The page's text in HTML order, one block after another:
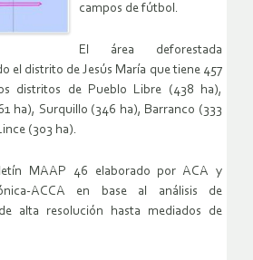
campos de fútbol.
El área deforestada
el distrito de Jesús María que tiene 457
distritos de Pueblo Libre (438 ha),
ha), Surquillo (346 ha), Barranco (333
(303 ha).
MAAP 46 elaborado por ACA y
ACCA en base al análisis de
alta resolución hasta mediados de